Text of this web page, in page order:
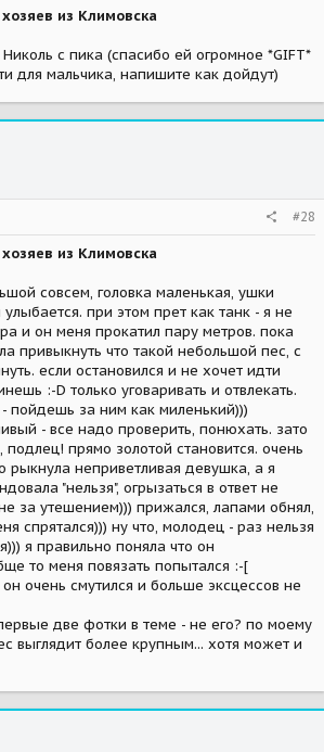
из Климовска
с пика (спасибо ей огромное *GIFT*
для мальчика, напишите как дойдут)
#28
из Климовска
совсем, головка маленькая, ушки
при этом прет как танк - я не
и он меня прокатил пару метров. пока
привыкнуть что такой небольшой пес, с
если остановился и не хочет идти
:-D только уговаривать и отвлекать.
пойдешь за ним как миленький)))
- все надо проверить, понюхать. зато
подлец! прямо золотой становится. очень
рыкнула неприветливая девушка, а я
"нельзя", огрызаться в ответ не
за утешением))) прижался, лапами обнял,
спрятался))) ну что, молодец - раз нельзя
я правильно поняла что он
то меня повязать попытался :-[
очень смутился и больше эксцессов не
две фотки в теме - не его? по моему
выглядит более крупным... хотя может и